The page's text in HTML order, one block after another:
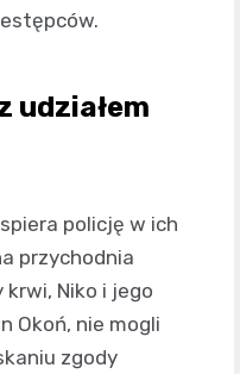
udziałem
policję w ich
przychodnia
Niko i jego
Okoń, nie mogli
zgody